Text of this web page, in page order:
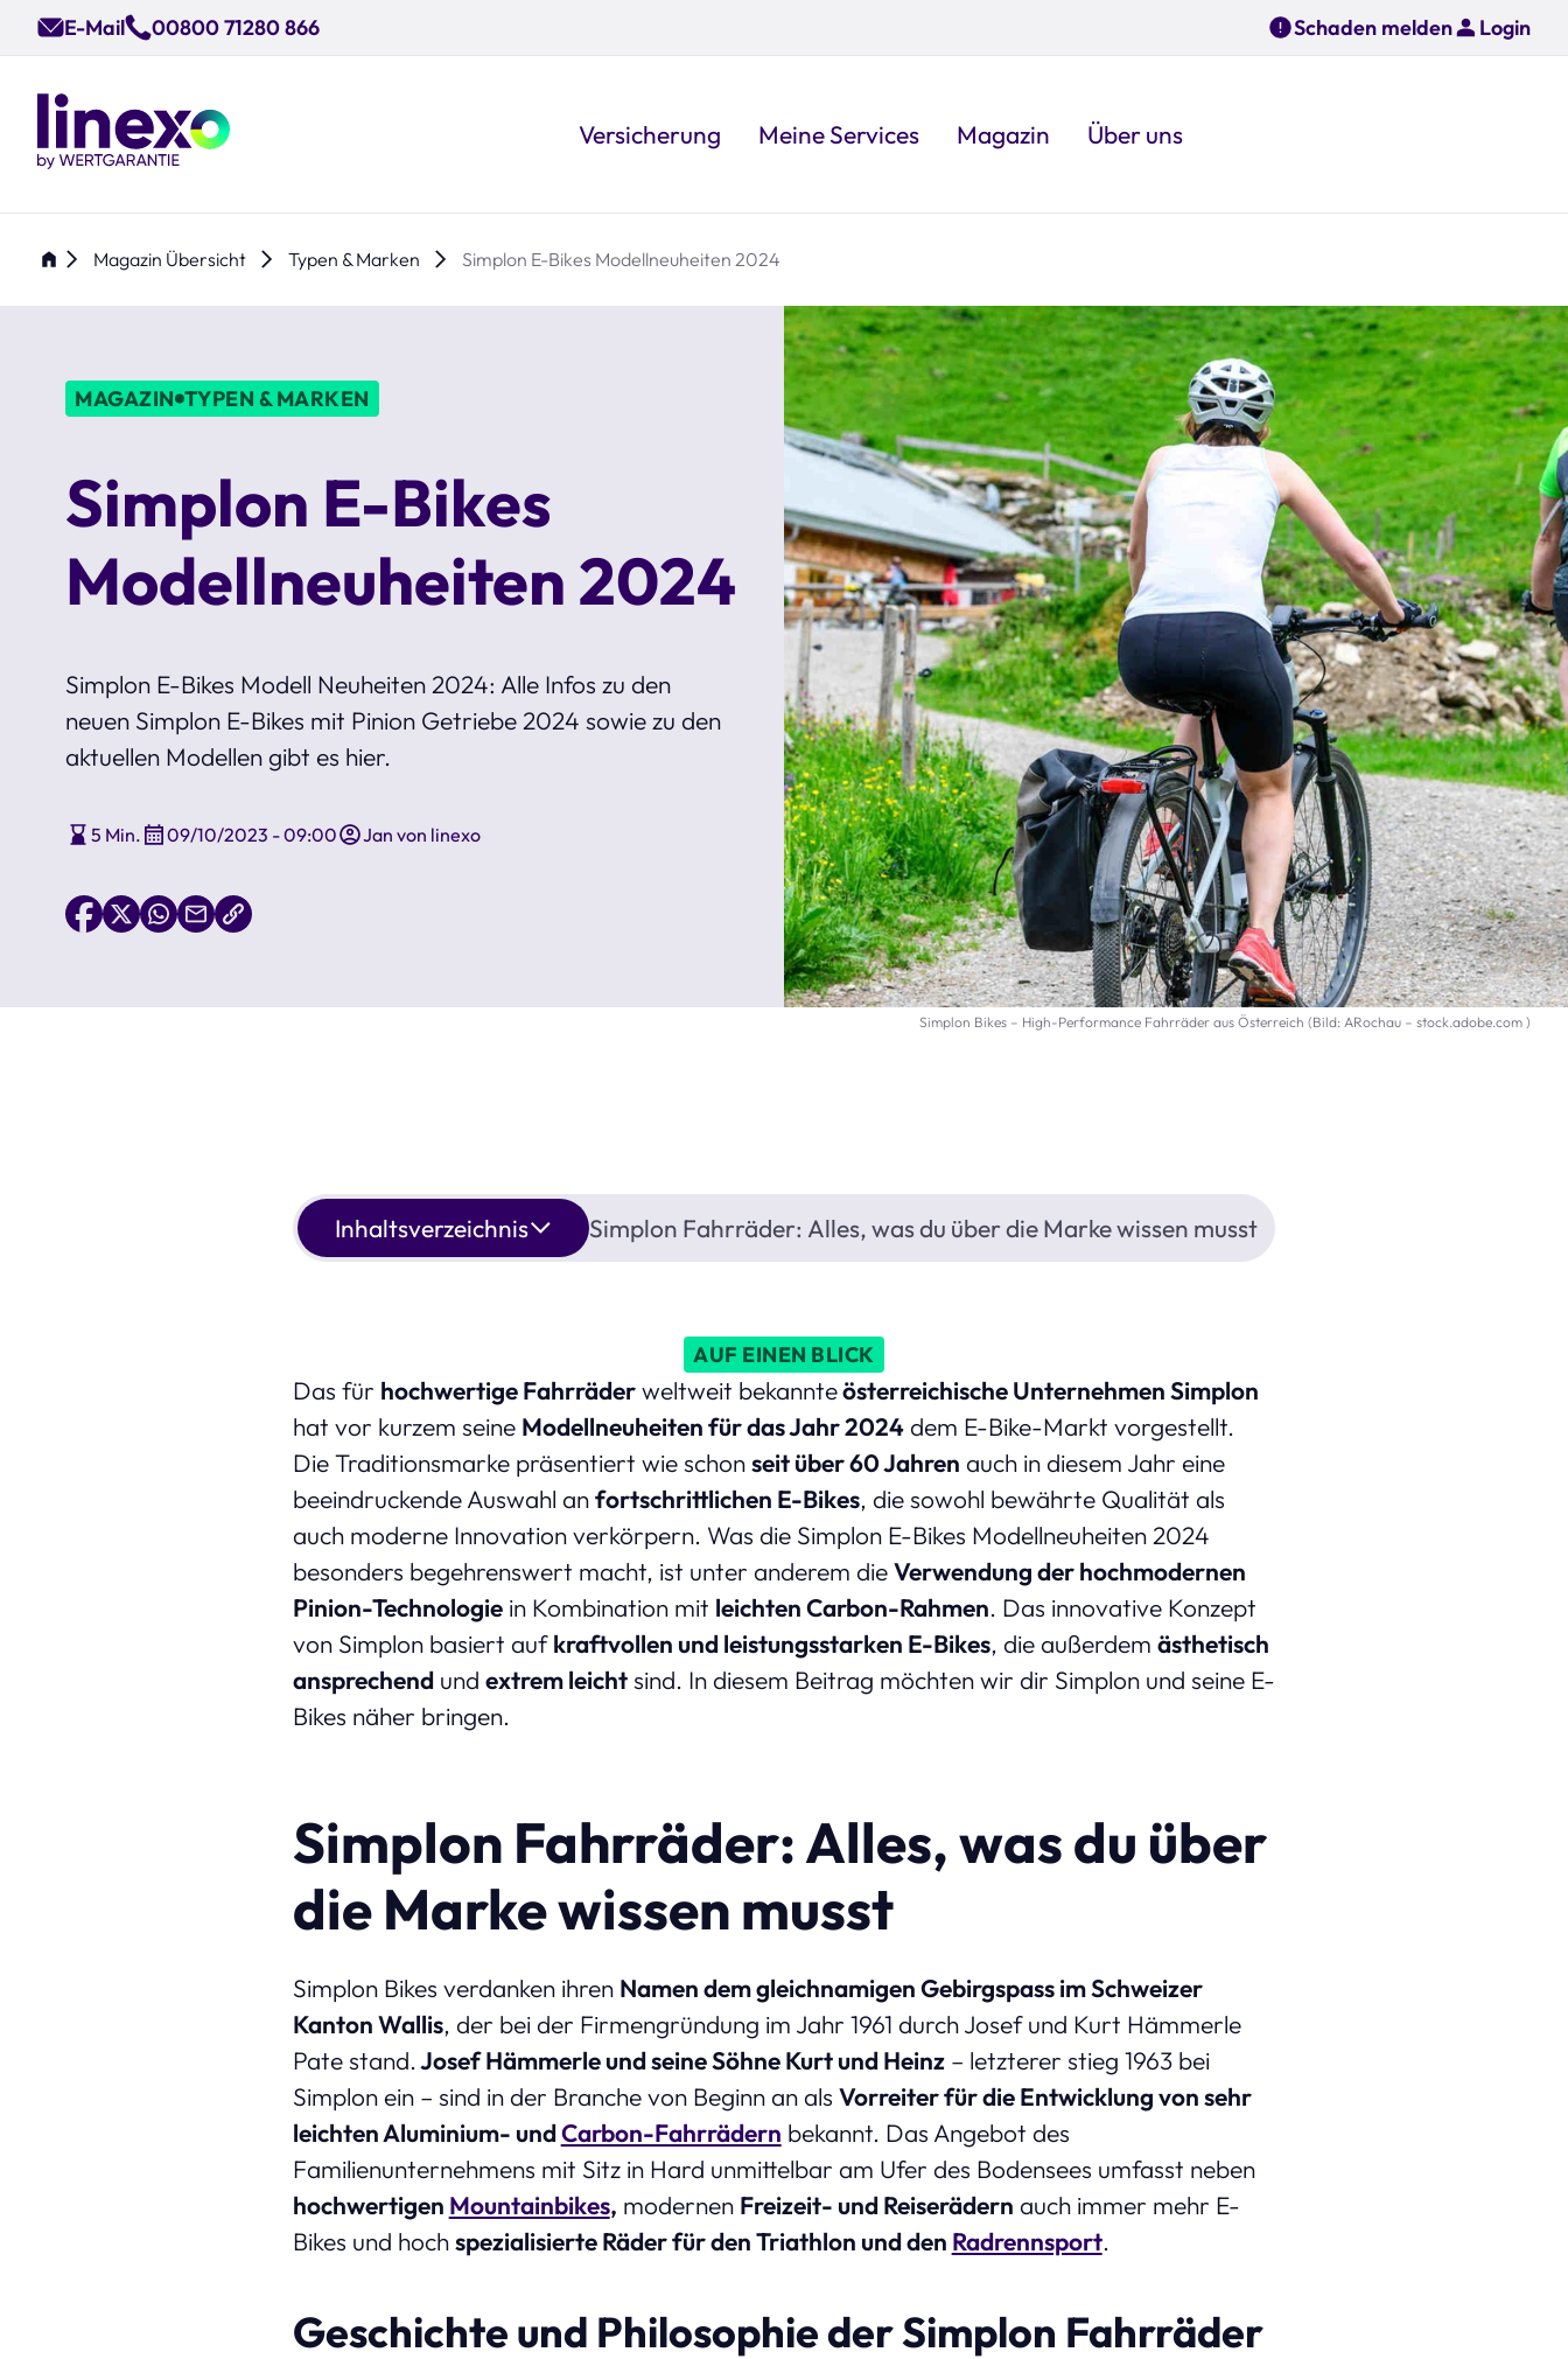
Skip
content
E-Mail 00800 71280 866 Schaden melden Login
Versicherung Meine Services Magazin Über uns
Magazin Übersicht Typen & Marken Simplon E-Bikes Modellneuheiten 2024
Simplon Bikes – High-Performance Fahrräder aus Österreich (Bild: ARochau – stock.adobe.com )
MAGAZIN TYPEN & MARKEN
Simplon E-Bikes
Modellneuheiten 2024
Simplon E-Bikes Modell Neuheiten 2024: Alle Infos zu den
neuen Simplon E-Bikes mit Pinion Getriebe 2024 sowie zu den
aktuellen Modellen gibt es hier.
5 Min. 09/10/2023 - 09:00 Jan von linexo
Inhaltsverzeichnis Simplon Fahrräder: Alles, was du über die Marke wissen musst
AUF EINEN BLICK
Das für hochwertige Fahrräderweltweit bekannteösterreichische Unternehmen Simplon
hat vor kurzem seine Modellneuheiten für das Jahr 2024dem E-Bike-Markt vorgestellt.
Die Traditionsmarke präsentiert wie schonseit über 60 Jahren auch in diesem Jahr eine
beeindruckende Auswahl anfortschrittlichen E-Bikes, die sowohl bewährte Qualität als
auch moderne Innovation verkörpern. Was die Simplon E-Bikes Modellneuheiten 2024
besonders begehrenswert macht, ist unter anderem dieVerwendung der hochmodernen
Pinion-Technologiein Kombination mit leichten Carbon-Rahmen. Das innovative Konzept
von Simplon basiert aufkraftvollen und leistungsstarken E-Bikes, die außerdem ästhetisch
ansprechendund extrem leichtsind. In diesem Beitrag möchten wir dir Simplon und seine E-
Bikes näher bringen.
Simplon Fahrräder: Alles, was du über
die Marke wissen musst
Simplon Bikes verdanken ihren Namen dem gleichnamigen Gebirgspass im Schweizer
Kanton Wallis, der bei der Firmengründung im Jahr 1961 durch Josef und Kurt Hämmerle
Pate stand.Josef Hämmerle und seine Söhne Kurt und Heinz– letzterer stieg 1963 bei
Simplon ein – sind in der Branche von Beginn an als Vorreiter für die Entwicklung von sehr
leichten Aluminium- undCarbon-Fahrrädern bekannt. Das Angebot des
Familienunternehmens mit Sitz in Hard unmittelbar am Ufer des Bodensees umfasst neben
hochwertigen Mountainbikes, modernen Freizeit- und Reiserädern auch immer mehr E-
Bikes und hochspezialisierte Räder für den Triathlon und den Radrennsport.
Geschichte und Philosophie der Simplon Fahrräder